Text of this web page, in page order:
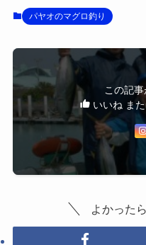
パヤオのマグロ釣り
この記
いいね ま
よかった